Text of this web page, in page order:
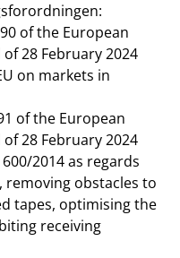
of the European
28 February 2024
on markets in
of the European
28 February 2024
2014 as regards
removing obstacles to
tapes, optimising the
receiving